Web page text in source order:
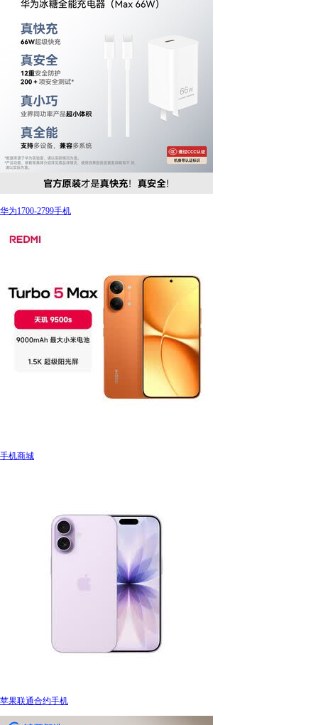
华为1700-2799手机
手机商城
苹果联通合约手机